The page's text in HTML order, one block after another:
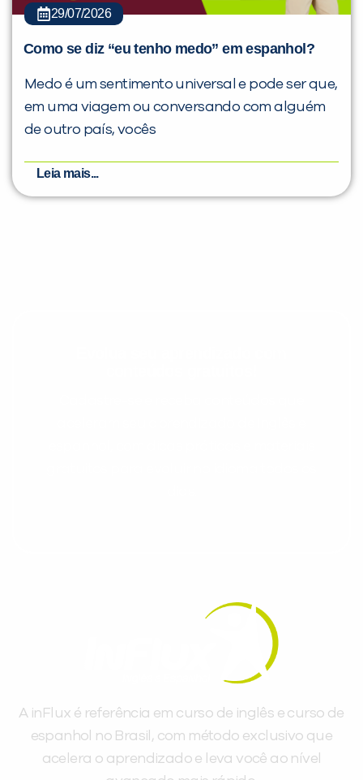
29/07/2026
Como se diz “eu tenho medo” em espanhol?
Medo é um sentimento universal e pode ser que,
em uma viagem ou conversando com alguém
de outro país, vocês
Leia mais...
A inFlux é referência em curso de inglês e curso de
espanhol no Brasil, com método exclusivo que
acelera o aprendizado e leva você ao nível